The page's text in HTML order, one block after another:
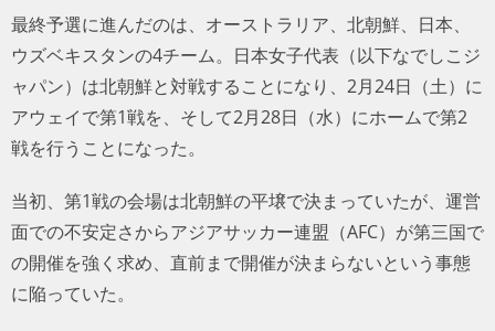
ビジネス
コラム
最終予選に進んだのは、オーストラリア、北朝鮮、日本、
ウズベキスタンの4チーム。日本女子代表（以下なでしこジ
ャパン）は北朝鮮と対戦することになり、2月24日（土）に
アウェイで第1戦を、そして2月28日（水）にホームで第2
戦を行うことになった。
当初、第1戦の会場は北朝鮮の平壌で決まっていたが、運営
面での不安定さからアジアサッカー連盟（AFC）が第三国で
の開催を強く求め、直前まで開催が決まらないという事態
に陥っていた。